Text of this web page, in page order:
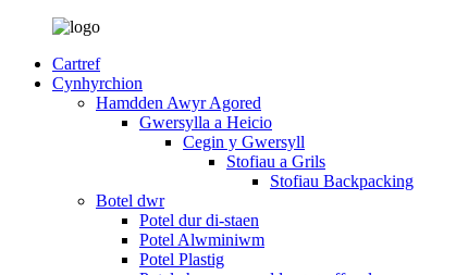
Cartref
Cynhyrchion
Hamdden Awyr Agored
Gwersylla a Heicio
Cegin y Gwersyll
Stofiau a Grils
Stofiau Backpacking
Botel dwr
Potel dur di-staen
Potel Alwminiwm
Potel Plastig